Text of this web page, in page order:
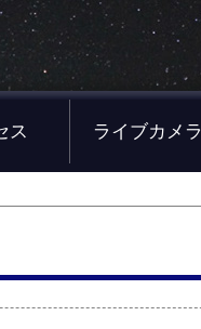
ス ライブカメラ